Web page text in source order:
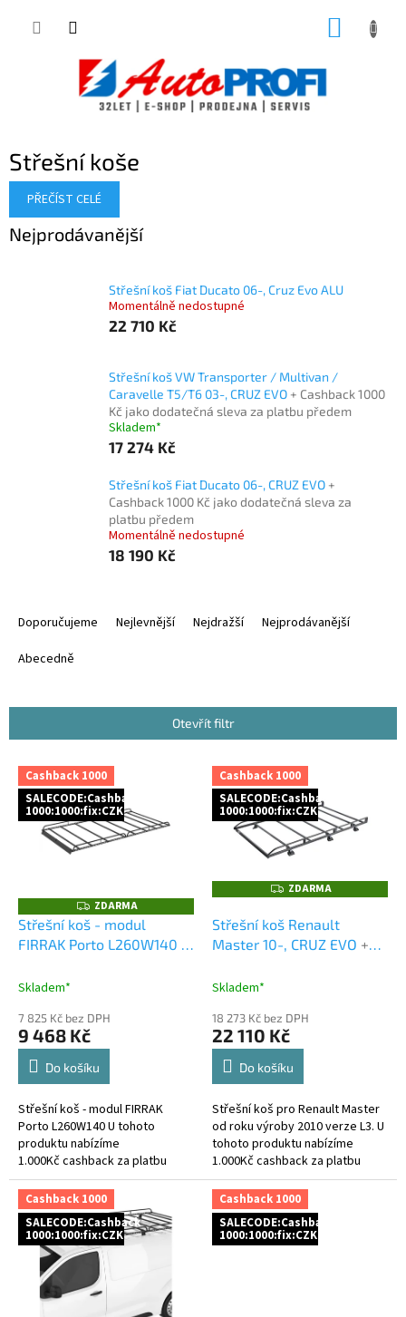
Střešní koše
PŘEČÍST CELÉ
Nejprodávanější
Střešní koš Fiat Ducato 06-, Cruz Evo ALU
Momentálně nedostupné
22 710 Kč
Střešní koš VW Transporter / Multivan /
Caravelle T5/T6 03-, CRUZ EVO + Cashback 1000
Kč jako dodatečná sleva za platbu předem
Skladem*
17 274 Kč
Střešní koš Fiat Ducato 06-, CRUZ EVO +
Cashback 1000 Kč jako dodatečná sleva za
platbu předem
Momentálně nedostupné
18 190 Kč
r
Doporučujeme Nejlevnější Nejdražší
Nejprodávanější
Abecedně
Otevřít filtr
V Cashback 1000
SALECODE:Cashback
1000:1000:fix:CZK
Z
D
A
R
ZDARMA
Střešní koš - modul
FIRRAK Porto L260W140 +
Cashback 1000 Kč jako
Skladem*
7 825 Kč bez DPH
9 468 Kč
Do košíku
Střešní koš - modul FIRRAK
Porto L260W140 U tohoto
produktu nabízíme
1.000Kč cashback za platbu
předem a to buď bankovním
převodem, nebo platební
kartou při objednání...
Cashback 1000
SALECODE:Cashback
1000:1000:fix:CZK
Z
D
R
M
A
ZDARMA
Střešní koš Renault
Master 10-, CRUZ EVO +
dodatečná sleva za platbu
Skladem*
18 273 Kč bez DPH
22 110 Kč
Do košíku
Střešní koš pro Renault Master
od roku výroby 2010 verze L3. U
tohoto produktu nabízíme
1.000Kč cashback za platbu
předem a to buď bankovním
převodem, nebo platební
kartou při...
Cashback 1000
SALECODE:Cashback
1000:1000:fix:CZK
Cashback 1000
SALECODE:Cashback
1000:1000:fix:CZK